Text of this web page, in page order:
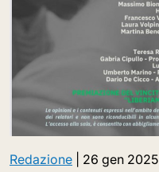
Redazione 26 gen 2025